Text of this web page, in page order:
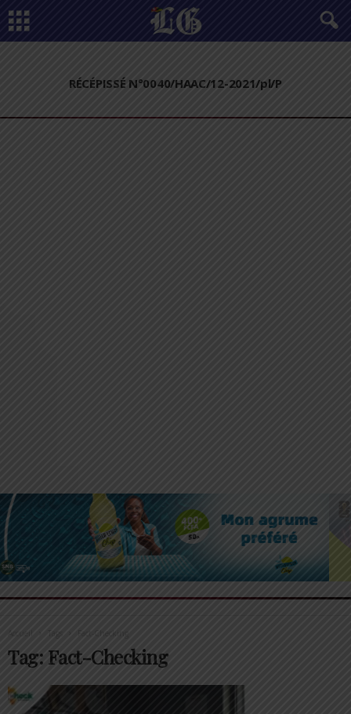
RÉCÉPISSÉ N°0040/HAAC/12-2021/pl/P
Tags Fact-Checking
Tag: Fact-Checking